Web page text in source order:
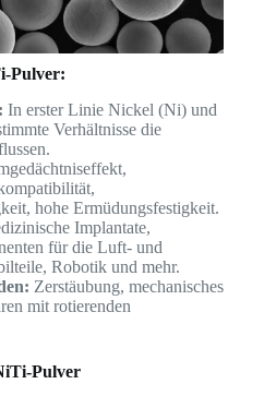
Pulver:
In erster Linie Nickel (Ni) und
Verhältnisse die
hohe Ermüdungsfestigkeit.
Implantate,
für die Luft- und
Robotik und mehr.
Zerstäubung, mechanisches
mit rotierenden
Pulver